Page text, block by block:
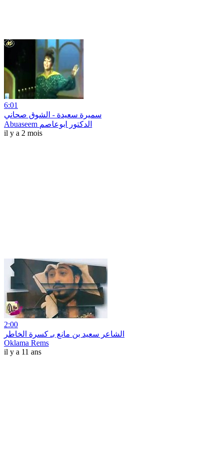
6:01
سميرة سعيدة - الشوق صحاني
Abuaseem الدكتور ابوعاصم
il y a 2 mois
2:00
الشاعر سعيد بن مانع بـ كسرة الخاطر
Oklama Rems
il y a 11 ans